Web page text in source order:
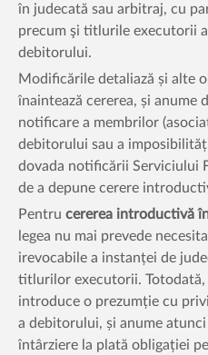
în judecată sau arbitraj, cu
precum şi titlurile executorii
debitorului.
Modificările detaliază și alte
înaintează cererea, și anume
notificare a membrilor
debitorului sau a
dovada notificării Serviciului
de a depune cerere
Pentru cererea introductivă
legea nu mai prevede
irevocabile a instanței de
titlurilor executorii. Totodată,
introduce o prezumție cu
a debitorului, și anume
întârziere la plată obligației